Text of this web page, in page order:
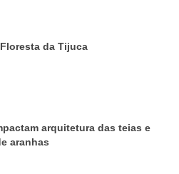
da Tijuca
arquitetura das teias e
aranhas